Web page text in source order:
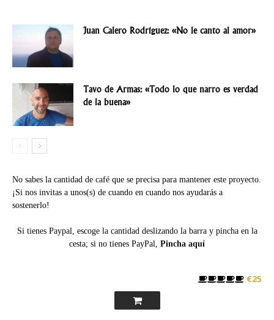
Juan Calero Rodríguez: «No le canto al amor»
Tavo de Armas: «Todo lo que narro es verdad
de la buena»
No sabes la cantidad de café que se precisa para mantener este proyecto.
¡Si nos invitas a unos(s) de cuando en cuando nos ayudarás a
sostenerlo!
Si tienes Paypal, escoge la cantidad deslizando la barra y pincha en la
cesta; si no tienes PayPal, Pincha aquí
€25